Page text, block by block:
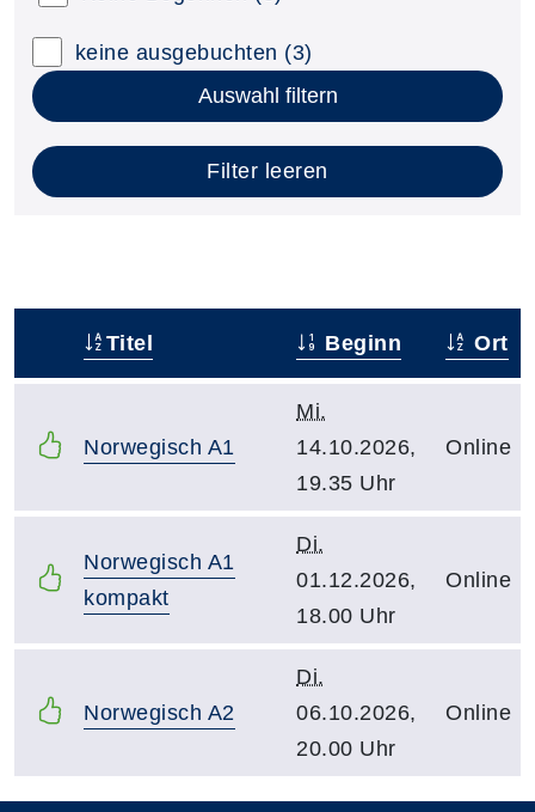
keine ausgebuchten (3)
Auswahl filtern
Filter leeren
Titel Beginn Ort
Norwegisch A1
Mi.
14.10.2026,
19.35 Uhr
Online
Norwegisch A1
kompakt
Di.
01.12.2026,
18.00 Uhr
Online
Norwegisch A2
Di.
06.10.2026,
20.00 Uhr
Online